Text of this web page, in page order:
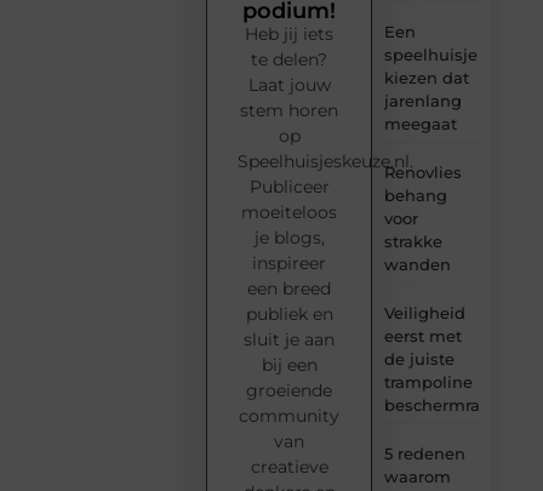
Een
speelhuisje
kiezen dat
jarenlang
meegaat
Renovlies
behang
voor
strakke
wanden
Veiligheid
eerst met
de juiste
trampoline
beschermrand
5 redenen
waarom
podium!
Heb jij iets
te delen?
Laat jouw
stem horen
op
Speelhuisjeskeuze.nl.
Publiceer
moeiteloos
je blogs,
inspireer
een breed
publiek en
sluit je aan
bij een
groeiende
community
van
creatieve